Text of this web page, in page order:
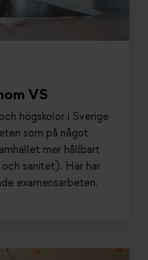
VS
högskolor i Sverige
som på något
mer hållbart
sanitet). Här har
examensarbeten.